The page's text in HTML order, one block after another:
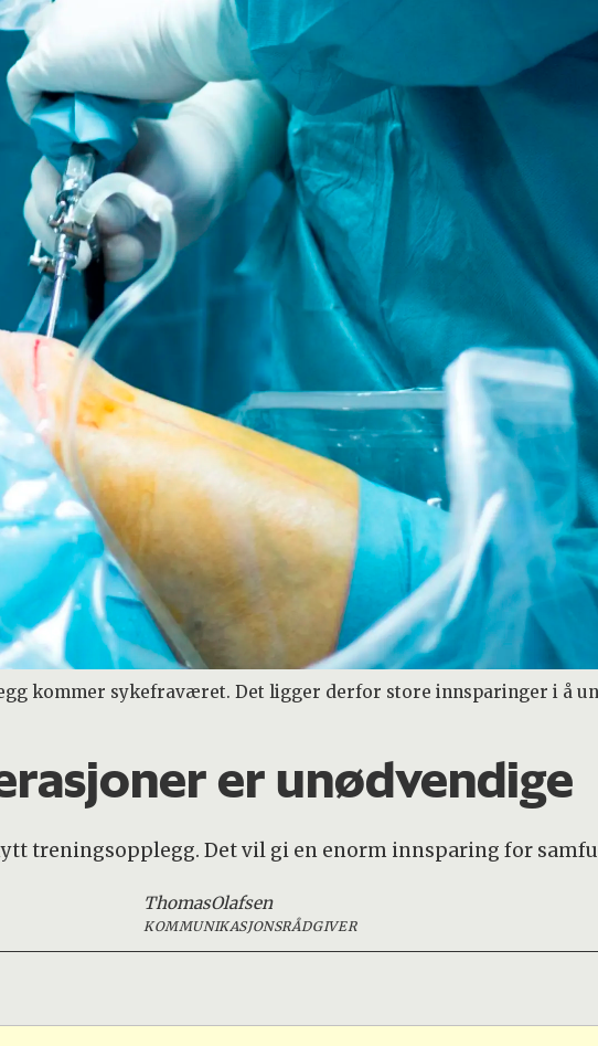
kommer sykefraværet. Det ligger derfor store innsparinger i å
er unødvendige
treningsopplegg. Det vil gi en enorm innsparing for
ThomasOlafsen
KOMMUNIKASJONSRÅDGIVER